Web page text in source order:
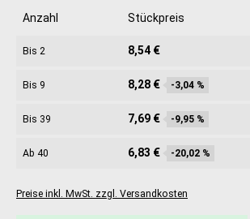
Anzahl Stückpreis
Bis 2 8,54 €
Bis 9 8,28 € -3,04 %
Bis 39 7,69 € -9,95 %
Ab 40 6,83 € -20,02 %
Preise inkl. MwSt. zzgl. Versandkosten